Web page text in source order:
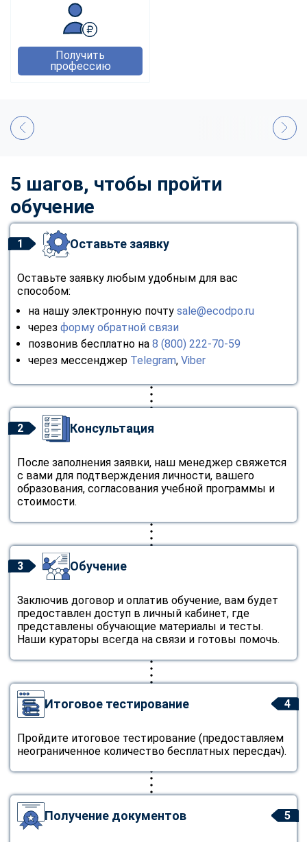
Получить
профессию
5 шагов, чтобы пройти
обучение
1 Оставьте заявку
Оставьте заявку любым удобным для вас
способом:
на нашу электронную почту sale@ecodpo.ru
через форму обратной связи
позвонив бесплатно на 8 (800) 222-70-59
через мессенджер Telegram, Viber
2 Консультация
После заполнения заявки, наш менеджер свяжется
с вами для подтверждения личности, вашего
образования, согласования учебной программы и
стоимости.
3 Обучение
Заключив договор и оплатив обучение, вам будет
предоставлен доступ в личный кабинет, где
представлены обучающие материалы и тесты.
Наши кураторы всегда на связи и готовы помочь.
4
Итоговое тестирование
Пройдите итоговое тестирование (предоставляем
неограниченное количество бесплатных пересдач).
5
Получение документов